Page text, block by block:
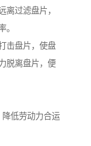
离过滤盘片，
。
击盘片，使盘
脱离盘片，便
低劳动力合运